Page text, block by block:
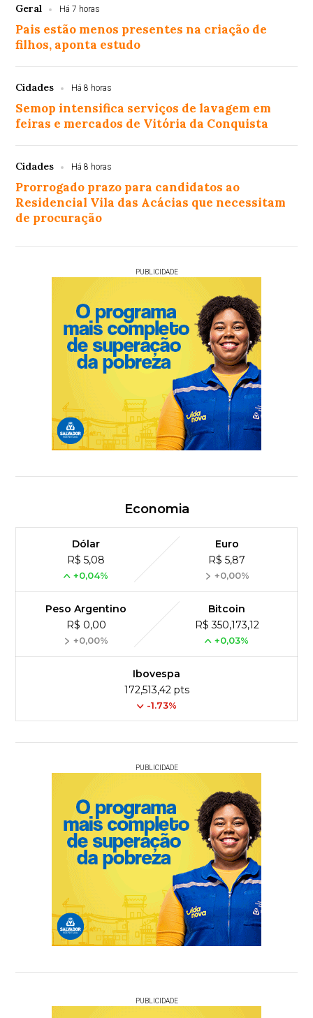
Geral Há 7 horas
Pais estão menos presentes na criação de
filhos, aponta estudo
Cidades Há 8 horas
Semop intensifica serviços de lavagem em
feiras e mercados de Vitória da Conquista
Cidades Há 8 horas
Prorrogado prazo para candidatos ao
Residencial Vila das Acácias que necessitam
de procuração
PUBLICIDADE
Economia
Dólar
R$ 5,08
+0,04%
Euro
R$ 5,87
+0,00%
Peso Argentino
R$ 0,00
+0,00%
Bitcoin
R$ 350,173,12
+0,03%
Ibovespa
172,513,42 pts
-1.73%
PUBLICIDADE
PUBLICIDADE